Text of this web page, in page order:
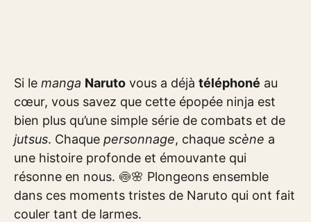
Si le manga Naruto vous a déjà téléphoné au
cœur, vous savez que cette épopée ninja est
bien plus qu’une simple série de combats et de
jutsus. Chaque personnage, chaque scène a
une histoire profonde et émouvante qui
résonne en nous. 🍥🌸 Plongeons ensemble
dans ces moments tristes de Naruto qui ont fait
couler tant de larmes.